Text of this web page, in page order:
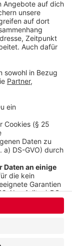
Telefon
Eifel dran